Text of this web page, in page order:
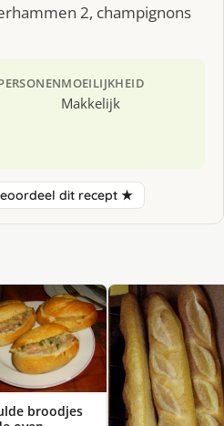
2, champignons
MOEILIJKHEID
Makkelijk
dit recept ★
broodjes